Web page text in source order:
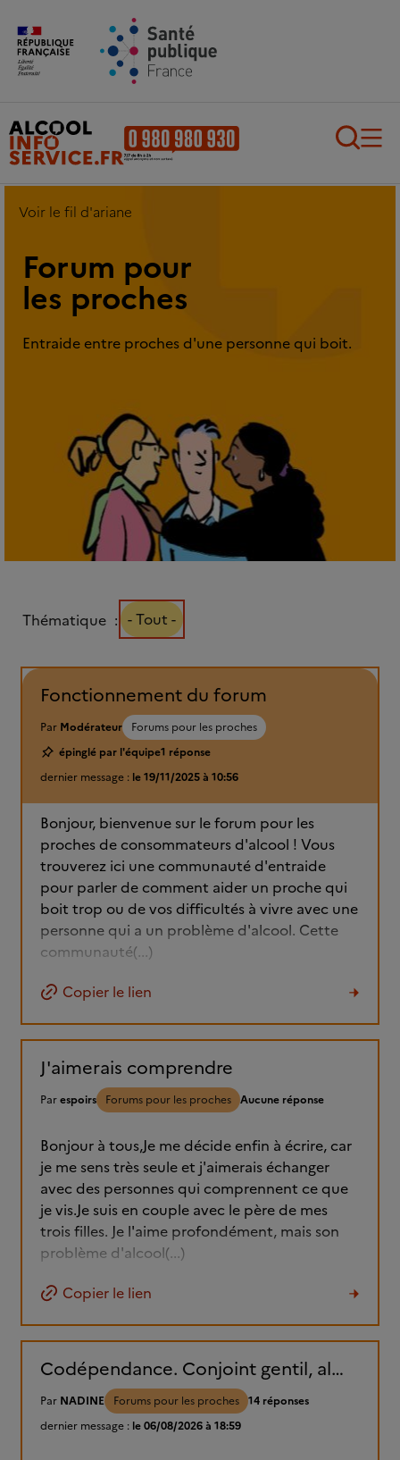
Aller au contenu principal
Voir le fil d'ariane
Forum pour
les proches
Entraide entre proches d'une personne qui boit.
Thématique - Tout -
Fonctionnement du forum
Par Modérateur
Forums pour les proches
épinglé par l'équipe1 réponse
dernier message : le 19/11/2025 à 10:56
Bonjour, bienvenue sur le forum pour les
proches de consommateurs d'alcool ! Vous
trouverez ici une communauté d'entraide
pour parler de comment aider un proche qui
boit trop ou de vos difficultés à vivre avec une
personne qui a un problème d'alcool. Cette
communauté(...)
Copier le lien
J'aimerais comprendre
Parespoirs Forums pour les proches Aucune réponse
Bonjour à tous,Je me décide enfin à écrire, car
je me sens très seule et j'aimerais échanger
avec des personnes qui comprennent ce que
je vis.Je suis en couple avec le père de mes
trois filles. Je l'aime profondément, mais son
problème d'alcool(...)
Copier le lien
Codépendance. Conjoint gentil, alcoolique, parce que bipolaire....
Par NADINE Forums pour les proches 14 réponses
dernier message : le 06/08/2026 à 18:59